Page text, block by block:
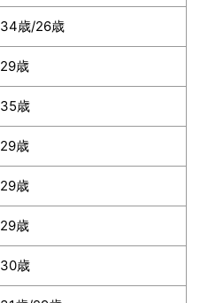
34歳/26歳
29歳
35歳
29歳
29歳
29歳
30歳